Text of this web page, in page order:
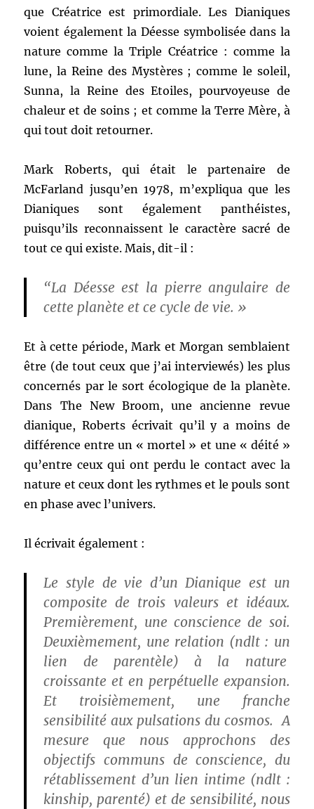
que Créatrice est primordiale. Les Dianiques
voient également la Déesse symbolisée dans la
nature comme la Triple Créatrice : comme la
lune, la Reine des Mystères ; comme le soleil,
Sunna, la Reine des Etoiles, pourvoyeuse de
chaleur et de soins ; et comme la Terre Mère, à
qui tout doit retourner.
Mark Roberts, qui était le partenaire de
McFarland jusqu’en 1978, m’expliqua que les
Dianiques sont également panthéistes,
puisqu’ils reconnaissent le caractère sacré de
tout ce qui existe. Mais, dit-il :
“La Déesse est la pierre angulaire de
cette planète et ce cycle de vie. »
Et à cette période, Mark et Morgan semblaient
être (de tout ceux que j’ai interviewés) les plus
concernés par le sort écologique de la planète.
Dans The New Broom, une ancienne revue
dianique, Roberts écrivait qu’il y a moins de
différence entre un « mortel » et une « déité »
qu’entre ceux qui ont perdu le contact avec la
nature et ceux dont les rythmes et le pouls sont
en phase avec l’univers.
Il écrivait également :
Le style de vie d’un Dianique est un
composite de trois valeurs et idéaux.
Premièrement, une conscience de soi.
Deuxièmement, une relation (ndlt : un
lien de parentèle) à la nature
croissante et en perpétuelle expansion.
Et troisièmement, une franche
sensibilité aux pulsations du cosmos. A
mesure que nous approchons des
objectifs communs de conscience, du
rétablissement d’un lien intime (ndlt :
kinship, parenté) et de sensibilité, nous